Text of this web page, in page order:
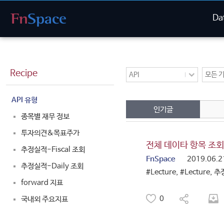
Recipe
API 유형
종목별 재무 정보
투자의견&목표주가
추정실적-Fiscal 조회
추정실적-Daily 조회
forward 지표
국내외 주요지표
API 모든
인기글
전체 데이타 항목 조
FnSpace
#Lecture, #Lecture, 추
0